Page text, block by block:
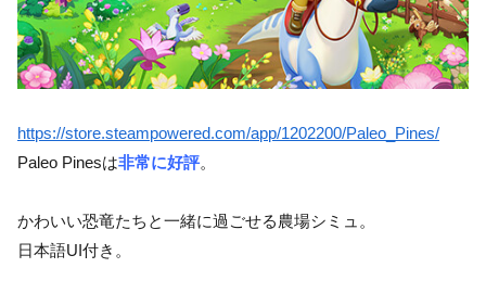
https://store.steampowered.com/app/1202200/Paleo_Pines/
Paleo Pinesは非常に好評。
かわいい恐竜たちと一緒に過ごせる農場シミュ。
日本語UI付き。